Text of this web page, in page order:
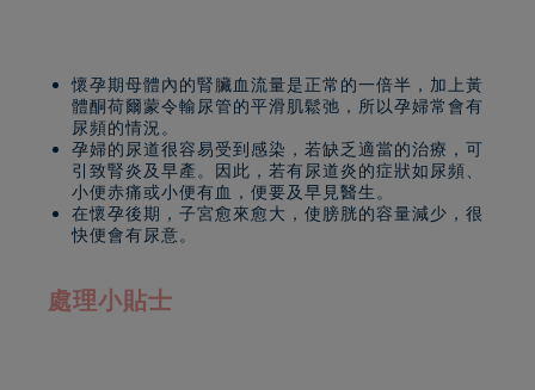
懷孕期母體內的腎臟血流量是正常的一倍半，加上黃
體酮荷爾蒙令輸尿管的平滑肌鬆弛，所以孕婦常會有
尿頻的情況。
孕婦的尿道很容易受到感染，若缺乏適當的治療，可
引致腎炎及早產。因此，若有尿道炎的症狀如尿頻、
小便赤痛或小便有血，便要及早見醫生。
在懷孕後期，子宮愈來愈大，使膀胱的容量減少，很
快便會有尿意。
處理小貼士